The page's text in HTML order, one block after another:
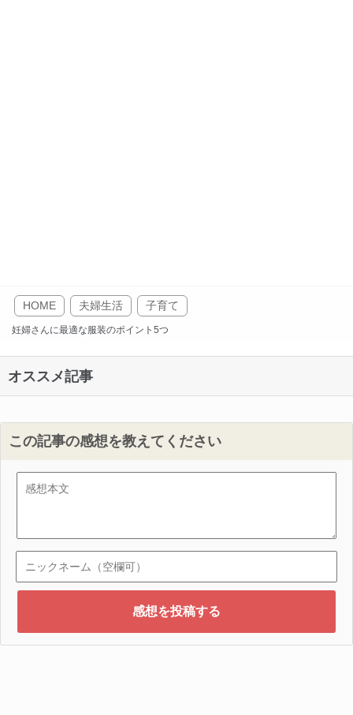
HOME 夫婦生活 子育て
妊婦さんに最適な服装のポイント5つ
オススメ記事
この記事の感想を教えてください